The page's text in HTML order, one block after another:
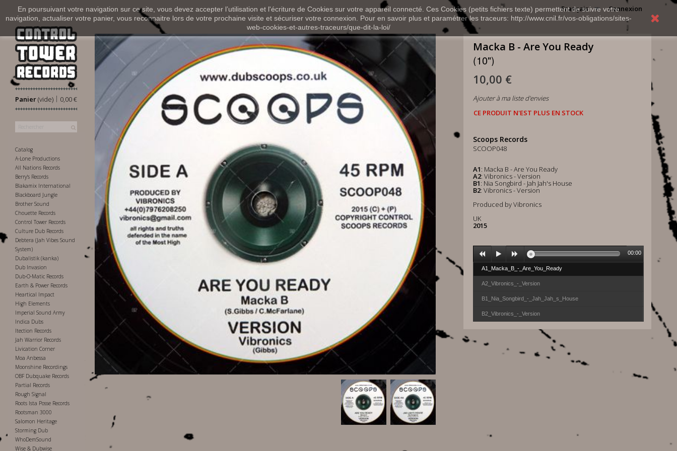
En poursuivant votre navigation sur ce site, vous devez accepter l’utilisation et l'écriture de Cookies sur votre appareil connecté. Ces Cookies (petits fichiers texte) permettent de suivre votre
navigation, actualiser votre panier, vous reconnaitre lors de votre prochaine visite et sécuriser votre connexion. Pour en savoir plus et paramétrer les traceurs: http://www.cnil.fr/vos-obligations/sites-
web-cookies-et-autres-traceurs/que-dit-la-loi/
Connexion
Français
Panier 0,00 €
|
(vide)
Catalog
A-Lone Productions
All Nations Records
Berry's Records
Blakamix International
Blackboard Jungle
Brother Sound
Chouette Records
Control Tower Records
Culture Dub Records
Debtera (Jah Vibes Sound
System)
Dubalistik (kanka)
Dub Invasion
Dub-O-Matic Records
Earth & Power Records
Heartical Impact
High Elements
Imperial Sound Army
Indica Dubs
Itection Records
Jah Warrior Records
Livication Corner
Moa Anbessa
Moonshine Recordings
OBF Dubquake Records
Partial Records
Rough Signal
Roots Ista Posse Records
Rootsman 3000
Salomon Heritage
Storming Dub
WhoDemSound
Wise & Dubwise
Macka B - Are You Ready
(10")
10,00 €
Ajouter à ma liste d'envies
CE PRODUIT N'EST PLUS EN STOCK
Scoops Records
SCOOP048
A1: Macka B - Are You Ready
A2: Vibronics - Version
B1: Nia Songbird - Jah Jah's House
B2: Vibronics - Version
Produced by Vibronics
UK
2015
A1_Macka_B_-_Are_You_Ready
A2_Vibronics_-_Version
B1_Nia_Songbird_-_Jah_Jah_s_House
B2_Vibronics_-_Version
00:00